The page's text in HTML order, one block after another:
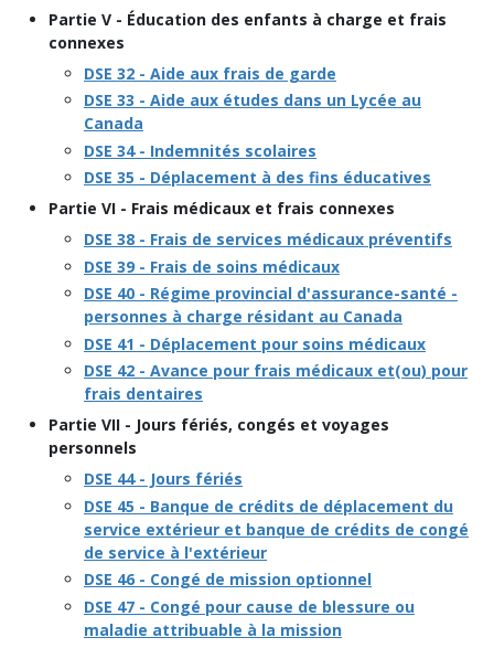
Partie V - Éducation des enfants à charge et frais
connexes
DSE 32 - Aide aux frais de garde
DSE 33 - Aide aux études dans un Lycée au
Canada
DSE 34 - Indemnités scolaires
DSE 35 - Déplacement à des fins éducatives
Partie VI - Frais médicaux et frais connexes
DSE 38 - Frais de services médicaux préventifs
DSE 39 - Frais de soins médicaux
DSE 40 - Régime provincial d'assurance-santé -
personnes à charge résidant au Canada
DSE 41 - Déplacement pour soins médicaux
DSE 42 - Avance pour frais médicaux et(ou) pour
frais dentaires
Partie VII - Jours fériés, congés et voyages
personnels
DSE 44 - Jours fériés
DSE 45 - Banque de crédits de déplacement du
service extérieur et banque de crédits de congé
de service à l'extérieur
DSE 46 - Congé de mission optionnel
DSE 47 - Congé pour cause de blessure ou
maladie attribuable à la mission